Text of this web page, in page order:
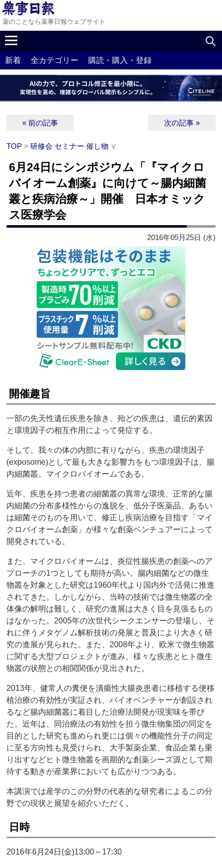
薬のことなら薬事日報ウェブサイト
新着 全カテゴリー 購読・購入・登録
« 前の記事 次の記事 »
TOP >研修会 セミナー 催し物 ∨
6月24日にシンポジウム「『マイクロ
バイオーム創薬』に向けて～腸内細菌
叢と疾病治療～」開催 日本オミック
ス医療学会
2016年05月25日 (水)
開催趣旨
一部の先天性遺伝疾患を除き、殆どの疾患は、遺伝的素因
と環境因子の相互作用によって発症する。
そして、我々の体の内部に有りながら、疾患の環境因子
(exposome)として最も大きな影響力をもつ環境因子は、腸
内細菌叢、マイクロバイオームである。
近年、疾患を持つ患者の細菌叢の異常な環境、正常的な腸
内細菌の分布多様性からの逸脱を、低分子医薬品、あるい
は細菌そのものを用いて、修正し疾病治療を目指す「マイ
クロバイオーム創薬」が様々な創薬ベンチュアーによって
開発されている。
また、マイクロバイオームは、炎症性腸疾患の創薬へのア
プローチの1つとしても期待が高い。腸内細菌などの微生
物叢を対象とした研究は1960年代より国内外で活発に推進
されてきた。しかしながら、当時の技術では微生物叢の全
体像の解明は難しく、研究の進展は大きく目を見張るもの
はなかった。2005年の次世代シークエンサーの登場し、そ
れに伴うメタゲノム解析技術の発展と普及により大きく研
究の進展が見られた。また、2008年より、欧米で微生物叢
に関する大型プロジェクトが進み、様々な疾患とヒト微生
物叢の状態との相関関係が見出された。
2013年、健常人の糞便を潰瘍性大腸炎患者に移植する便移
植治療の有効性が実証され、バイオベンチャーが創設され
るなど腸内細菌叢に着目した治療法開発が現実味を帯び
た。近年は、同治療法の有効性を担う微生物集団の同定を
目的とした研究も進められ更には個々の機能性分子の同定
に至る方向性も見受けられ、大手製薬企業、食品企業も乗
り出すなどヒト微生物叢を画期的な創薬シーズ源として期
待する動きが産業界においても広がりつつある。
本講演では産学のこの分野の代表的な研究者によるこの分
野での現状と展望を紹介いただく。
日時
2016年6月24日(金)13:00～17:30